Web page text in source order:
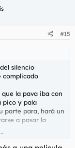
#15
silencio
complicado
la pava iba con
pico y pala
parte para, hará un
a pasar la
de toda la
de convencer